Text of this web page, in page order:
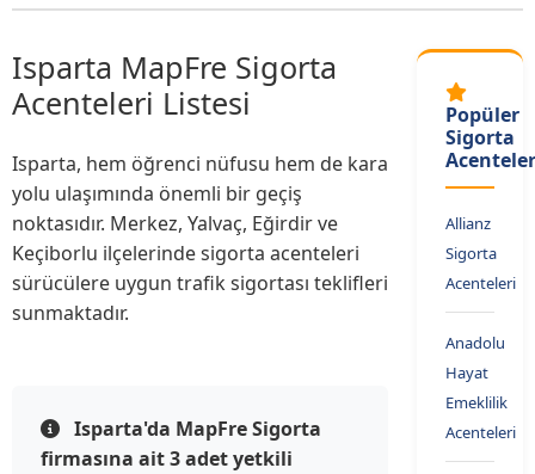
Isparta MapFre Sigorta
Acenteleri Listesi
Isparta, hem öğrenci nüfusu hem de kara
yolu ulaşımında önemli bir geçiş
noktasıdır. Merkez, Yalvaç, Eğirdir ve
Keçiborlu ilçelerinde sigorta acenteleri
sürücülere uygun trafik sigortası teklifleri
sunmaktadır.
Isparta'da MapFre Sigorta
firmasına ait 3 adet yetkili
Popüler
Sigorta
Allianz
Sigorta
Acenteleri
Anadolu
Hayat
Emeklilik
Acenteleri